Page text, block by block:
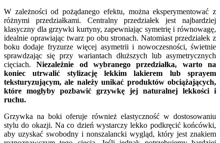
W zależności od pożądanego efektu, można eksperymentować z
różnymi przedziałkami. Centralny przedziałek jest najbardziej
klasyczny dla grzywki kurtyny, zapewniając symetrię i równowagę,
idealnie oprawiając twarz po obu stronach. Natomiast przedziałek z
boku dodaje fryzurze więcej asymetrii i nowoczesności, świetnie
sprawdzając się przy wariantach dłuższych lub asymetrycznych
cięciach.Niezależnie od wybranego przedziałka, warto na
koniec utrwalić stylizację lekkim lakierem lub sprayem
teksturyzującym, ale należy unikać produktów obciążających,
które mogłyby pozbawić grzywkę jej naturalnej lekkości i
ruchu.
Grzywka na boki oferuje również elastyczność w dostosowaniu
stylu do okazji. Na co dzień wystarczy lekko podkręcić końcówki,
aby uzyskać swobodny i nonszalancki wygląd, który jest znakiem